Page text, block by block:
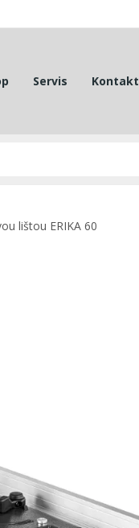
Servis Kontakt
lištou ERIKA 60